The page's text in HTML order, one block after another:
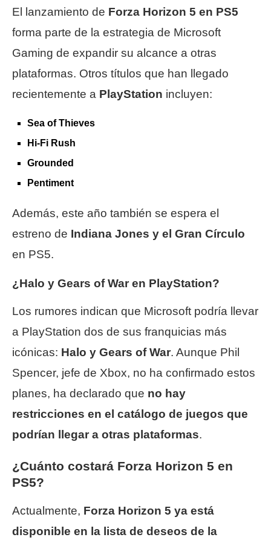
El lanzamiento de Forza Horizon 5 en PS5
forma parte de la estrategia de Microsoft
Gaming de expandir su alcance a otras
plataformas. Otros títulos que han llegado
recientemente a PlayStation incluyen:
Sea of Thieves
Hi-Fi Rush
Grounded
Pentiment
Además, este año también se espera el
estreno de Indiana Jones y el Gran Círculo
en PS5.
¿Halo y Gears of War en PlayStation?
Los rumores indican que Microsoft podría llevar
a PlayStation dos de sus franquicias más
icónicas: Halo y Gears of War. Aunque Phil
Spencer, jefe de Xbox, no ha confirmado estos
planes, ha declarado que no hay
restricciones en el catálogo de juegos que
podrían llegar a otras plataformas.
¿Cuánto costará Forza Horizon 5 en
PS5?
Actualmente, Forza Horizon 5 ya está
disponible en la lista de deseos de la